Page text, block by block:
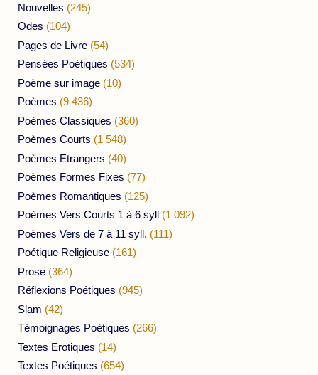
Nouvelles (245)
Odes (104)
Pages de Livre (54)
Pensées Poétiques (534)
Poème sur image (10)
Poèmes (9 436)
Poèmes Classiques (360)
Poèmes Courts (1 548)
Poèmes Etrangers (40)
Poèmes Formes Fixes (77)
Poèmes Romantiques (125)
Poèmes Vers Courts 1 à 6 syll (1 092)
Poèmes Vers de 7 à 11 syll. (111)
Poétique Religieuse (161)
Prose (364)
Réflexions Poétiques (945)
Slam (42)
Témoignages Poétiques (266)
Textes Erotiques (14)
Textes Poétiques (654)